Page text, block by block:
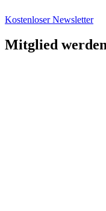
Kostenloser Newsletter
Mitglied